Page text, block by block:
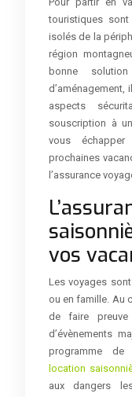
touristiques
isolés de la
région
bonne
aspects
souscription à
vous
prochaines
l’assurance
vos
Les voyages
ou en famille. Au
de faire
d’évènements
programme de
location
aux dangers